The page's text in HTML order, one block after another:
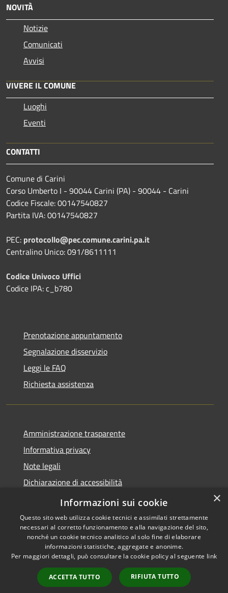
NOVITÀ
Notizie
Comunicati
Avvisi
VIVERE IL COMUNE
Luoghi
Eventi
CONTATTI
Comune di Carini
Corso Umberto I - 90044 Carini (PA) - 90044 - Carini
Codice Fiscale: 00147540827
Partita IVA: 00147540827
PEC: protocollo@pec.comune.carini.pa.it
Centralino Unico: 091/8611111
Codice Univoco Uffici
Codice IPA: c_b780
Prenotazione appuntamento
Segnalazione disservizio
Leggi le FAQ
Richiesta assistenza
Amministrazione trasparente
Informativa privacy
Note legali
Dichiarazione di accessibilità
Privacy e protezione dei dati
Accessibilità
Copyright © 2026 • Comune di
Carini • Powered by
Municipium•
Accesso
redazione
×
Informazioni sui cookie
Questo sito web utilizza cookie tecnici e assimilati strettamente
necessari al corretto funzionamento e alla navigazione del sito,
nonché un cookie tecnico analitico al solo fine di elaborare
informazioni statistiche, aggregate e anonime.
Per maggiori dettagli, può consultare la cookie policy al seguente link
ACCETTA TUTTO RIFIUTA TUTTO